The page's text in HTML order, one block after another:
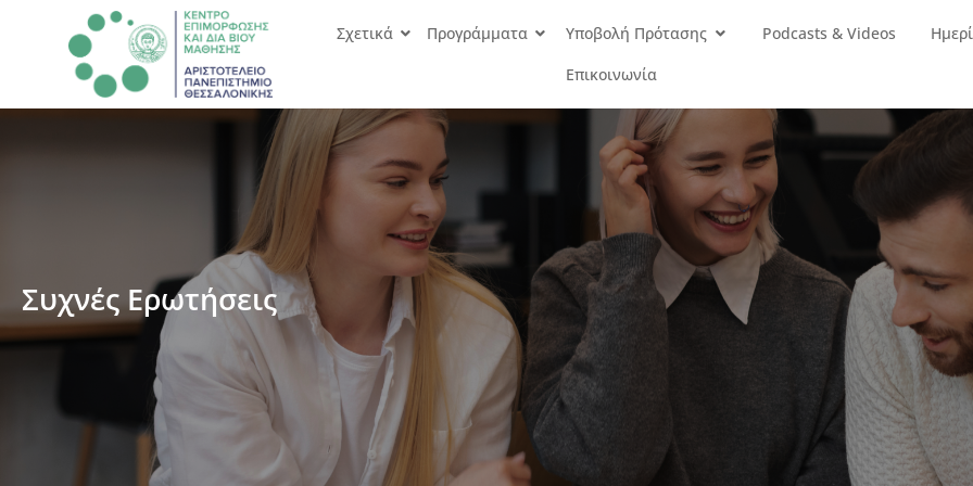
Σχετικά Προγράμματα Υποβολή Πρότασης Podcasts & Videos
Επικοινωνία
Συχνές Ερωτήσεις